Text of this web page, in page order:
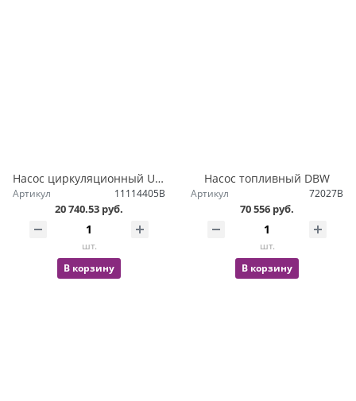
Насос циркуляционный U4814 Thermo E
Артикул 11114405B
20 740.53 руб.
шт.
В корзину
Насос топливный DBW
Артикул 72027B
70 556 руб.
шт.
В корзину